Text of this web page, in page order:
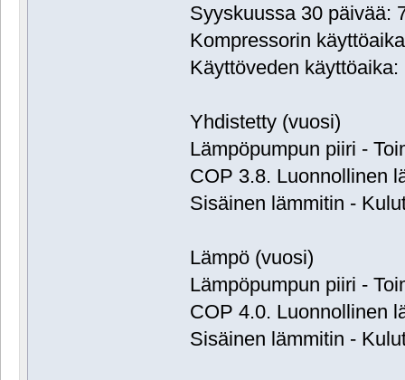
Syyskuussa 30 päivää:
Kompressorin
Käyttöveden käyttöaika:
Yhdistetty (vuosi)
Lämpöpumpun piiri -
COP 3.8. Luonnollinen
Sisäinen lämmitin -
Lämpö (vuosi)
Lämpöpumpun piiri -
COP 4.0. Luonnollinen
Sisäinen lämmitin -